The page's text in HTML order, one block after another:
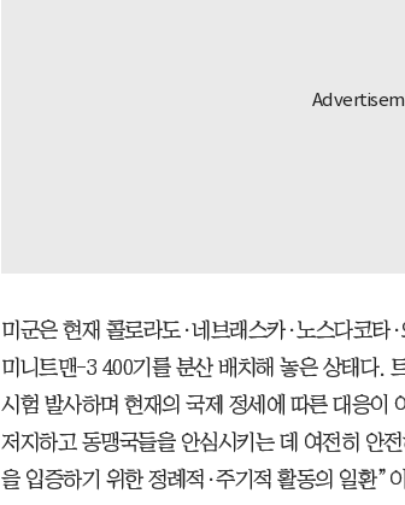
미군은 현재 콜로라도·네브래스카·노스다코
미니트맨-3 400기를 분산 배치해 놓은 상태다.
시험 발사하며 현재의 국제 정세에 따른 대응이
저지하고 동맹국들을 안심시키는 데 여전히 안
을 입증하기 위한 정례적·주기적 활동의 일환”